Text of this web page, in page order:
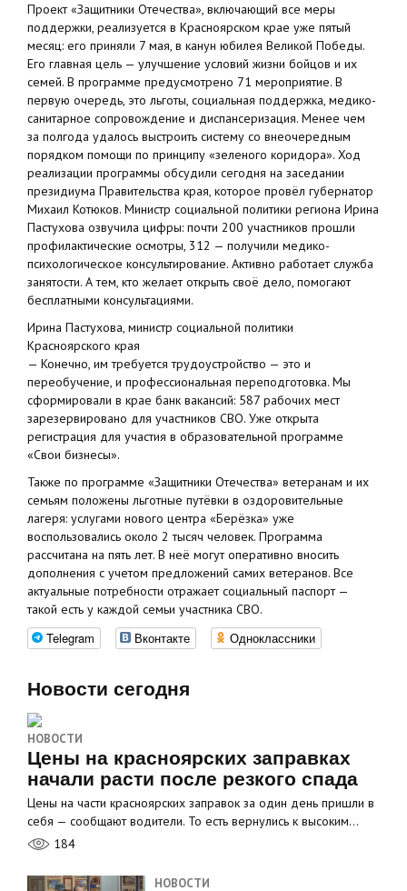
Проект «Защитники Отечества», включающий все меры
поддержки, реализуется в Красноярском крае уже пятый
месяц: его приняли 7 мая, в канун юбилея Великой Победы.
Его главная цель — улучшение условий жизни бойцов и их
семей. В программе предусмотрено 71 мероприятие. В
первую очередь, это льготы, социальная поддержка, медико-
санитарное сопровождение и диспансеризация. Менее чем
за полгода удалось выстроить систему со внеочередным
порядком помощи по принципу «зеленого коридора». Ход
реализации программы обсудили сегодня на заседании
президиума Правительства края, которое провёл губернатор
Михаил Котюков. Министр социальной политики региона Ирина
Пастухова озвучила цифры: почти 200 участников прошли
профилактические осмотры, 312 — получили медико-
психологическое консультирование. Активно работает служба
занятости. А тем, кто желает открыть своё дело, помогают
бесплатными консультациями.
Ирина Пастухова, министр социальной политики
Красноярского края
— Конечно, им требуется трудоустройство — это и
переобучение, и профессиональная переподготовка. Мы
сформировали в крае банк вакансий: 587 рабочих мест
зарезервировано для участников СВО. Уже открыта
регистрация для участия в образовательной программе
«Свои бизнесы».
Также по программе «Защитники Отечества» ветеранам и их
семьям положены льготные путёвки в оздоровительные
лагеря: услугами нового центра «Берёзка» уже
воспользовались около 2 тысяч человек. Программа
рассчитана на пять лет. В неё могут оперативно вносить
дополнения с учетом предложений самих ветеранов. Все
актуальные потребности отражает социальный паспорт —
такой есть у каждой семьи участника СВО.
Telegram Вконтакте Одноклассники
Новости сегодня
НОВОСТИ
Цены на красноярских заправках
начали расти после резкого спада
Цены на части красноярских заправок за один день пришли в
себя — сообщают водители. То есть вернулись к высоким…
184
НОВОСТИ